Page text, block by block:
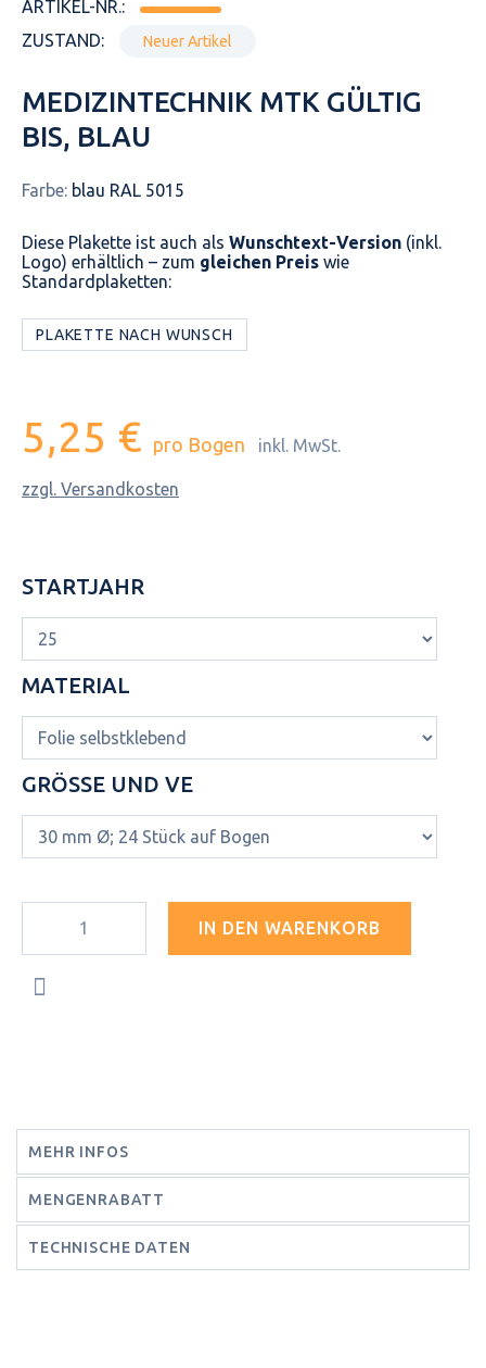
ARTIKEL-NR.:
ZUSTAND:
Neuer Artikel
MEDIZINTECHNIK MTK GÜLTIG
BIS, BLAU
Farbe: blau RAL 5015
Diese Plakette ist auch als Wunschtext-Version (inkl.
Logo) erhältlich – zum gleichen Preis wie
Standardplaketten:
PLAKETTE NACH WUNSCH
5,25 € pro Bogen inkl. MwSt.
zzgl. Versandkosten
STARTJAHR
MATERIAL
GRÖSSE UND VE
IN DEN WARENKORB
MEHR INFOS
MENGENRABATT
TECHNISCHE DATEN